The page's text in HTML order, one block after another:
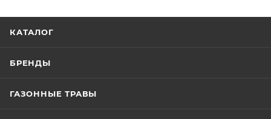
КАТАЛОГ
БРЕНДЫ
ГАЗОННЫЕ ТРАВЫ